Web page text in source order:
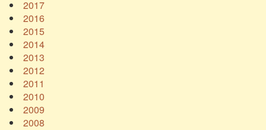
2017
2016
2015
2014
2013
2012
2011
2010
2009
2008